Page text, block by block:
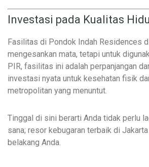
Investasi pada Kualitas
Fasilitas di Pondok Indah Residences
mengesankan mata, tetapi untuk
PIR, fasilitas ini adalah perpanjangan
investasi nyata untuk kesehatan fisik
metropolitan yang menuntut.
Tinggal di sini berarti Anda tidak perlu
sana; resor kebugaran terbaik di
belakang Anda.